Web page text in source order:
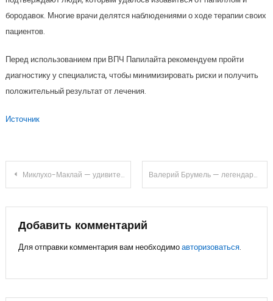
бородавок. Многие врачи делятся наблюдениями о ходе терапии своих
пациентов.
Перед использованием при ВПЧ Папилайта рекомендуем пройти
диагностику у специалиста, чтобы минимизировать риски и получить
положительный результат от лечения.
Источник
Навигация
записям
Миклухо-Маклай — удивительная жизнь и настоящее достижение Валерий Брумель — легендарный спортсмен, десятиборец и рекордсмен, чей исключительный талант и настойчивость принесли ему всемирную славу и место в истории спорта
Добавить комментарий
Для отправки комментария вам необходимоавторизоваться.